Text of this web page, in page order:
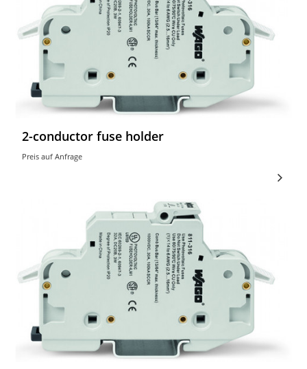
2-conductor fuse holder
Preis auf Anfrage